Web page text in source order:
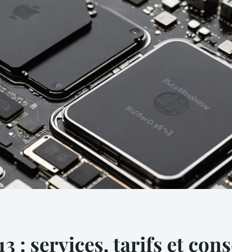
: services, tarifs et